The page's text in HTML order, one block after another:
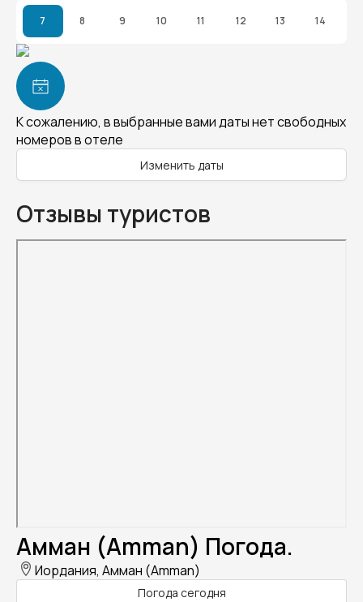
7 8 9 10 11 12 13 14
К сожалению, в выбранные вами даты нет свободных
номеров в отеле
Изменить даты
Отзывы туристов
Амман (Amman) Погода.
Иордания, Амман (Amman)
Погода сегодня